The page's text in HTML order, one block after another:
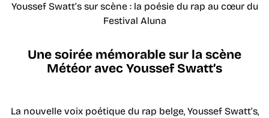
Youssef Swatt’s sur scène : la poésie du rap au cœur du
Festival Aluna
Une soirée mémorable sur la scène
Météor avec Youssef Swatt’s
La nouvelle voix poétique du rap belge, Youssef Swatt’s,